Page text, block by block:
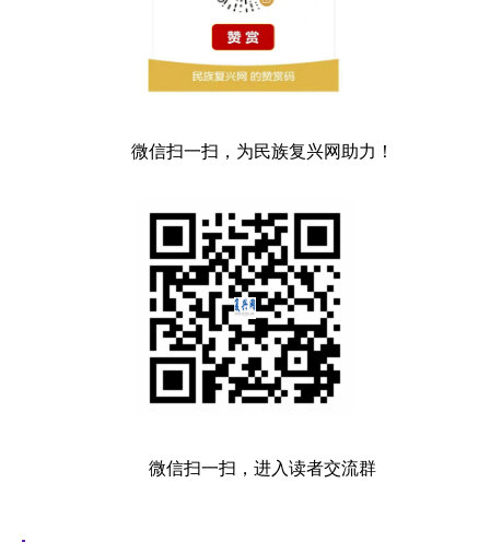
微信扫一扫，为民族复兴网助力！
微信扫一扫，进入读者交流群